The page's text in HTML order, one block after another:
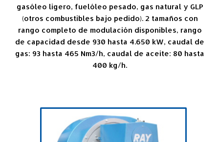
gasóleo ligero, fuelóleo pesado, gas natural y GLP
(otros combustibles bajo pedido). 2 tamaños con
rango completo de modulación disponibles, rango
de capacidad desde 930 hasta 4.650 kW, caudal de
gas: 93 hasta 465 Nm3/h, caudal de aceite: 80 hasta
400 kg/h.